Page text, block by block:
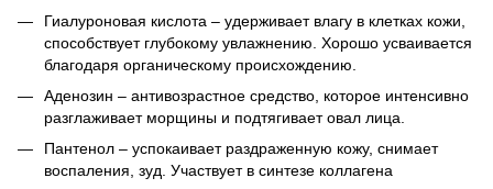
Гиалуроновая кислота – удерживает влагу в клетках кожи,
способствует глубокому увлажнению. Хорошо усваивается
благодаря органическому происхождению.
Аденозин – антивозрастное средство, которое интенсивно
разглаживает морщины и подтягивает овал лица.
Пантенол – успокаивает раздраженную кожу, снимает
воспаления, зуд. Участвует в синтезе коллагена